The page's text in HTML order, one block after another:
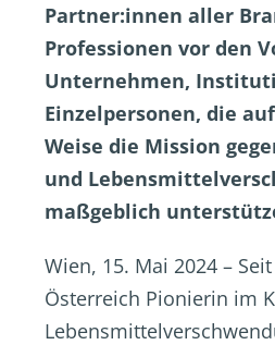
Partner:innen aller
Professionen vor den
Unternehmen,
Einzelpersonen, die
Weise die Mission
und
maßgeblich
Wien, 15. Mai 2024 –
Österreich Pionierin im